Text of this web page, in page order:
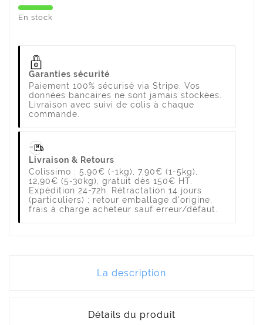
En stock
Garanties sécurité
Paiement 100% sécurisé via Stripe. Vos
données bancaires ne sont jamais stockées.
Livraison avec suivi de colis à chaque
commande.
Livraison & Retours
Colissimo : 5,90€ (-1kg), 7,90€ (1-5kg),
12,90€ (5-30kg), gratuit dès 150€ HT.
Expédition 24-72h. Rétractation 14 jours
(particuliers) ; retour emballage d'origine,
frais à charge acheteur sauf erreur/défaut.
La description
Détails du produit